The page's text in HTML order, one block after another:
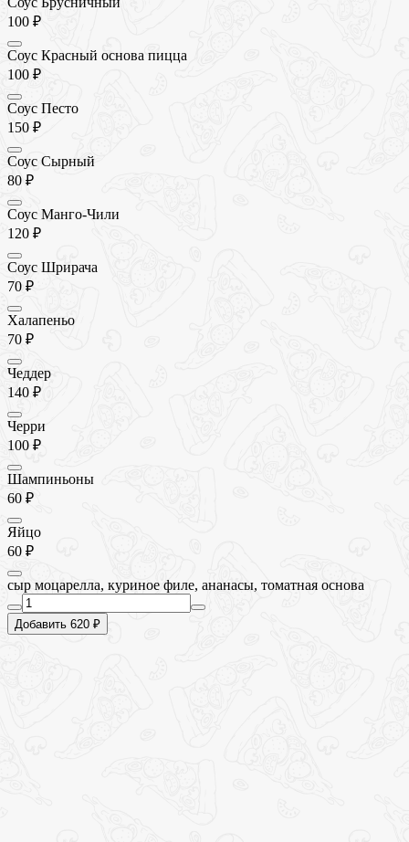
100 ₽
Соус Красный основа пицца
100 ₽
Соус Песто
150 ₽
Соус Сырный
80 ₽
Соус Манго-Чили
120 ₽
Соус Шрирача
70 ₽
Халапеньо
70 ₽
Чеддер
140 ₽
Черри
100 ₽
Шампиньоны
60 ₽
Яйцо
60 ₽
сыр моцарелла, куриное филе, ананасы, томатная основа
Добавить 620 ₽